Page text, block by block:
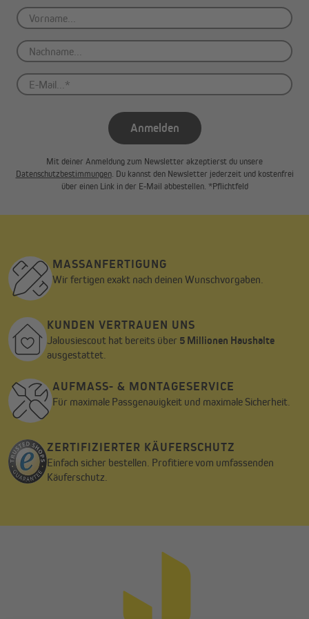
Zeitschaltuhr classic smart kannst du ihn nachträglich
automatisieren.
Anmelden
Mit deiner Anmeldung zum Newsletter akzeptierst du unsere
Datenschutzbestimmungen. Du kannst den Newsletter jederzeit und kostenfrei
über einen Link in der E-Mail abbestellen. *Pflichtfeld
MASSANFERTIGUNG
Wir fertigen exakt nach deinen Wunschvorgaben.
KUNDEN VERTRAUEN UNS
Jalousiescout hat bereits über 5 Millionen Haushalte
ausgestattet.
AUFMASS- & MONTAGESERVICE
Für maximale Passgenauigkeit und maximale Sicherheit.
ZERTIFIZIERTER KÄUFERSCHUTZ
Einfach sicher bestellen. Profitiere vom umfassenden
Käuferschutz.